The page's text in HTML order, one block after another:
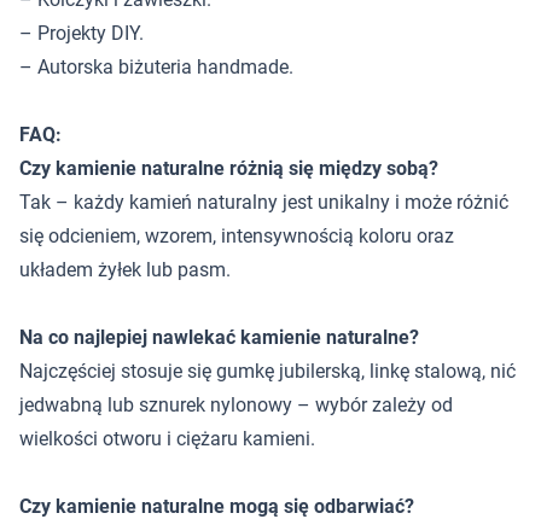
– Projekty DIY.
– Autorska biżuteria handmade.
FAQ:
Czy kamienie naturalne różnią się między sobą?
Tak – każdy kamień naturalny jest unikalny i może różnić
się odcieniem, wzorem, intensywnością koloru oraz
układem żyłek lub pasm.
Na co najlepiej nawlekać kamienie naturalne?
Najczęściej stosuje się gumkę jubilerską, linkę stalową, nić
jedwabną lub sznurek nylonowy – wybór zależy od
wielkości otworu i ciężaru kamieni.
Czy kamienie naturalne mogą się odbarwiać?